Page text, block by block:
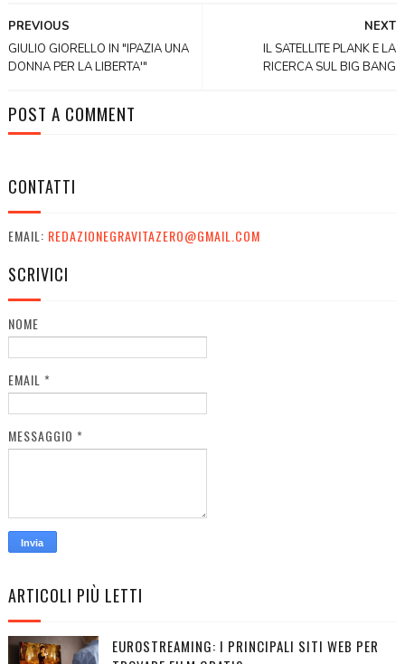
NEXT
IL SATELLITE PLANK E LA
RICERCA SUL BIG BANG
PREVIOUS
GIULIO GIORELLO IN "IPAZIA UNA
DONNA PER LA LIBERTA'"
POST A COMMENT
CONTATTI
EMAIL: REDAZIONEGRAVITAZERO@GMAIL.COM
SCRIVICI
NOME
EMAIL *
MESSAGGIO *
ARTICOLI PIÙ LETTI
EUROSTREAMING: I PRINCIPALI SITI WEB PER